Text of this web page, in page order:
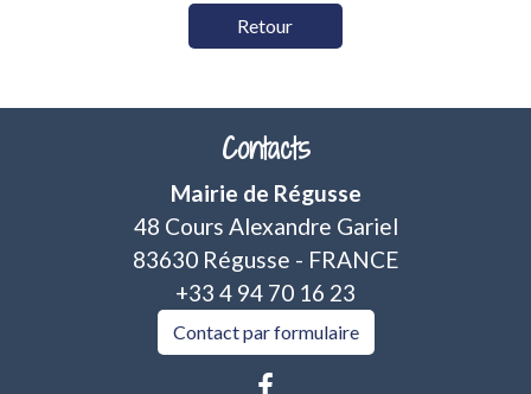
Retour
Contacts
Mairie de Régusse
48 Cours Alexandre Gariel
83630 Régusse - FRANCE
+33 4 94 70 16 23
Contact par formulaire